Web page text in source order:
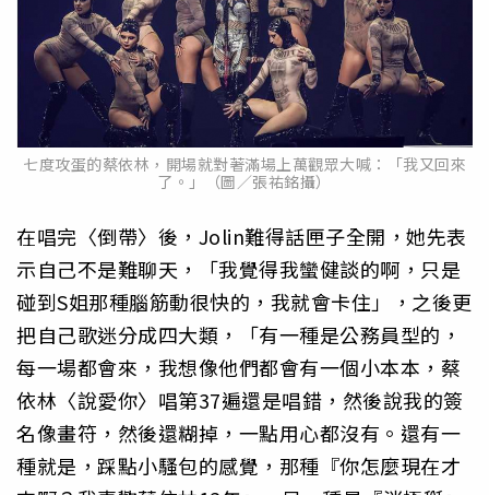
七度攻蛋的蔡依林，開場就對著滿場上萬觀眾大喊：「我又回來
了。」（圖／張祐銘攝）
在唱完〈倒帶〉後，Jolin難得話匣子全開，她先表
示自己不是難聊天，「我覺得我蠻健談的啊，只是
碰到S姐那種腦筋動很快的，我就會卡住」，之後更
把自己歌迷分成四大類，「有一種是公務員型的，
每一場都會來，我想像他們都會有一個小本本，蔡
依林〈說愛你〉唱第37遍還是唱錯，然後說我的簽
名像畫符，然後還糊掉，一點用心都沒有。還有一
種就是，踩點小騷包的感覺，那種『你怎麼現在才